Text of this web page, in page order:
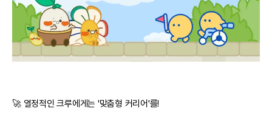
🚀 열정적인 크루에게는 '맞춤형 커리어'를!